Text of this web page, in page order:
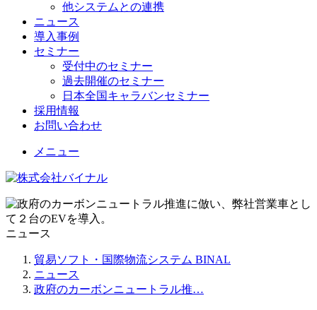
他システムとの連携
ニュース
導入事例
セミナー
受付中のセミナー
過去開催のセミナー
日本全国キャラバンセミナー
採用情報
お問い合わせ
メニュー
ニュース
貿易ソフト・国際物流システム BINAL
ニュース
政府のカーボンニュートラル推…